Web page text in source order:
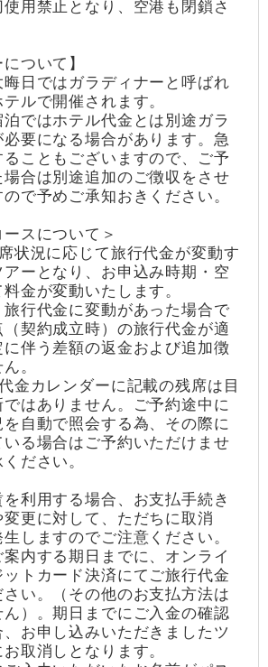
用禁止となり、空港も閉鎖さ
ついて】
晦日ではガラディナーと呼ばれ
ルで開催されます。
ではホテル代金とは別途ガラ
要になる場合があります。急
こともございますので、ご予
合は別途追加のご徴収をさせ
で予めご承知おきください。
ースについて＞
状況に応じて旅行代金が変動す
ーとなり、お申込み時期・空
金が変動いたします。
行代金に変動があった場合で
（契約成立時）の旅行代金が適
伴う差額の返金および追加徴
。
金カレンダーに記載の残席は目
はありません。ご予約途中に
自動で照会する為、その際に
る場合はご予約いただけませ
ださい。
利用する場合、お支払手続き
更に対して、ただちに取消
しますのでご注意ください。
内する期日までに、オンライ
トカード決済にてご旅行代金
い。（その他のお支払方法は
）。期日までにご入金の確認
お申し込みいただきましたツ
取消しとなります。